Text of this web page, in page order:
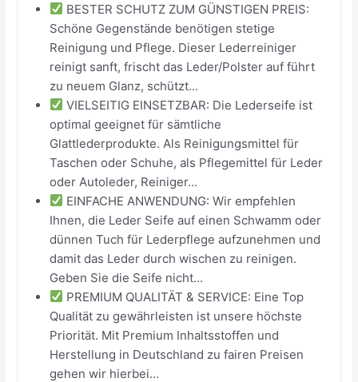
BESTER SCHUTZ ZUM GÜNSTIGEN PREIS:
Schöne Gegenstände benötigen stetige
Reinigung und Pflege. Dieser Lederreiniger
reinigt sanft, frischt das Leder/Polster auf führt
zu neuem Glanz, schützt...
VIELSEITIG EINSETZBAR: Die Lederseife ist
optimal geeignet für sämtliche
Glattlederprodukte. Als Reinigungsmittel für
Taschen oder Schuhe, als Pflegemittel für Leder
oder Autoleder, Reiniger...
EINFACHE ANWENDUNG: Wir empfehlen
Ihnen, die Leder Seife auf einen Schwamm oder
dünnen Tuch für Lederpflege aufzunehmen und
damit das Leder durch wischen zu reinigen.
Geben Sie die Seife nicht...
PREMIUM QUALITÄT & SERVICE: Eine Top
Qualität zu gewährleisten ist unsere höchste
Priorität. Mit Premium Inhaltsstoffen und
Herstellung in Deutschland zu fairen Preisen
gehen wir hierbei...